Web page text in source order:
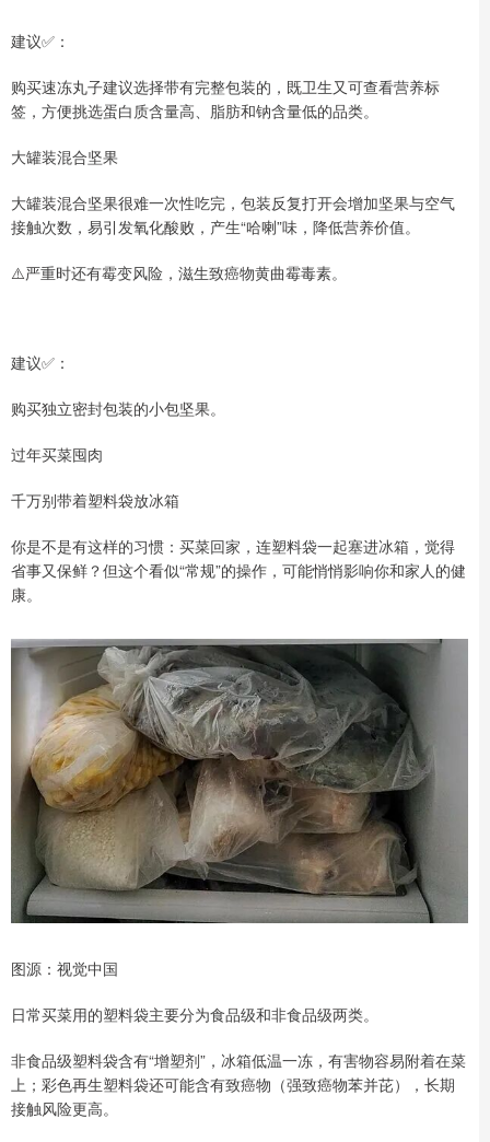
建议✅：
购买速冻丸子建议选择带有完整包装的，既卫生又可查看营养标
签，方便挑选蛋白质含量高、脂肪和钠含量低的品类。
大罐装混合坚果
大罐装混合坚果很难一次性吃完，包装反复打开会增加坚果与空气
接触次数，易引发氧化酸败，产生“哈喇”味，降低营养价值。
⚠️严重时还有霉变风险，滋生致癌物黄曲霉毒素。
建议✅：
购买独立密封包装的小包坚果。
过年买菜囤肉
千万别带着塑料袋放冰箱
你是不是有这样的习惯：买菜回家，连塑料袋一起塞进冰箱，觉得
省事又保鲜？但这个看似“常规”的操作，可能悄悄影响你和家人的健
康。
图源：视觉中国
日常买菜用的塑料袋主要分为食品级和非食品级两类。
非食品级塑料袋含有“增塑剂”，冰箱低温一冻，有害物容易附着在菜
上；彩色再生塑料袋还可能含有致癌物（强致癌物苯并芘），长期
接触风险更高。